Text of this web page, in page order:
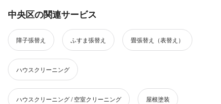
中央区の関連サービス
障子張替え ふすま張替え 畳張替え（表替え）
ハウスクリーニング
ハウスクリーニング / 空室クリーニング 屋根塗装